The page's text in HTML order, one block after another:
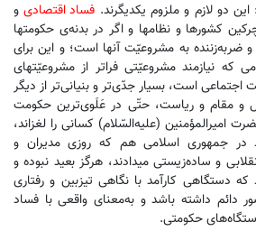
فساد اقتصادیو
کشورها و نظامها و اگر در بدنه‌ی حکومتها
ضربه‌زننده به مشروعیّت آنها است؛ و این برای
که نیازمند مشروعیّتی فراتر از مشروعیّتهای
اجتماعی است، بسیار جدّی‌تر و بنیانی‌تر از دیگر
و مقام و ریاست، حتّی در عَلَوی‌ترین حکومت
امیر‌‌المؤمنین (علیه‌السّلام) کسانی را لغزاند،
در جمهوری اسلامی هم که روزی مدیران و
و ساده‌زیستی میدادند، هرگز بعید نبوده و
دستگاهی کارآمد با نگاهی تیزبین و رفتاری
دائم داشته باشد و به‌معنای واقعی با فساد
حکومتی.